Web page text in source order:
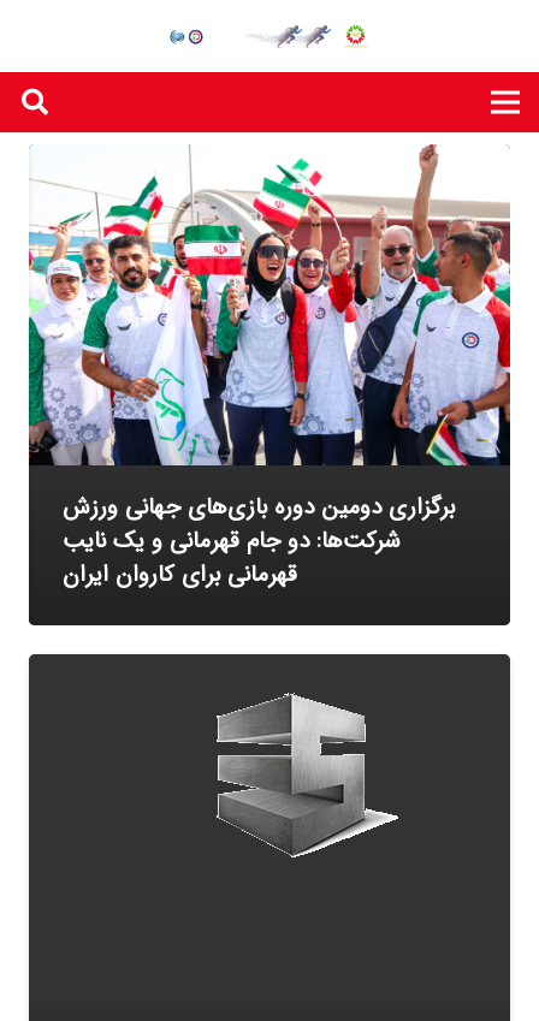
برگزاری دومین دوره بازی‌های جهانی ورزش
شرکت‌ها: دو جام قهرمانی و یک نایب
قهرمانی برای کاروان ایران